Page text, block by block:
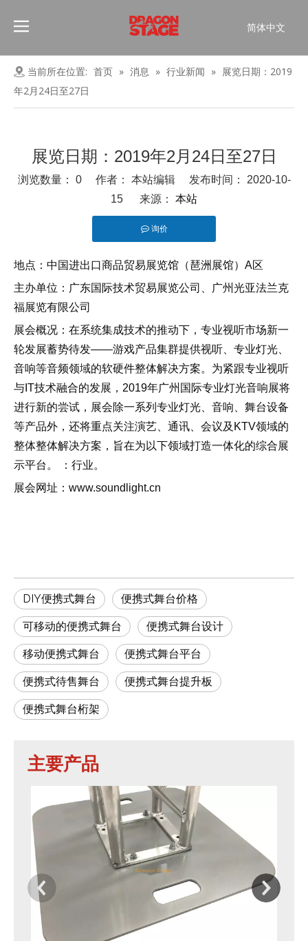
简体中文
Pусский
Français
English
当前所在位置: 首页 » 消息 » 行业新闻 » 展览日期：2019
年2月24日至27日
展览日期：2019年2月24日至27日
浏览数量： 0作者： 本站编辑 发布时间： 2020-10-
15 来源： 本站
询价
地点：中国进出口商品贸易展览馆（琶洲展馆）A区
主办单位：广东国际技术贸易展览公司、广州光亚法兰克
福展览有限公司
展会概况：在系统集成技术的推动下，专业视听市场新一
轮发展蓄势待发——游戏产品集群提供视听、专业灯光、
音响等音频领域的软硬件整体解决方案。为紧跟专业视听
与IT技术融合的发展，2019年广州国际专业灯光音响展将
进行新的尝试，展会除一系列专业灯光、音响、舞台设备
等产品外，还将重点关注演艺、通讯、会议及KTV领域的
整体整体解决方案，旨在为以下领域打造一体化的综合展
示平台。 ：行业。
展会网址：www.soundlight.cn
DIY便携式舞台 便携式舞台价格
可移动的便携式舞台 便携式舞台设计
移动便携式舞台 便携式舞台平台
便携式待售舞台 便携式舞台提升板
便携式舞台桁架
主要产品